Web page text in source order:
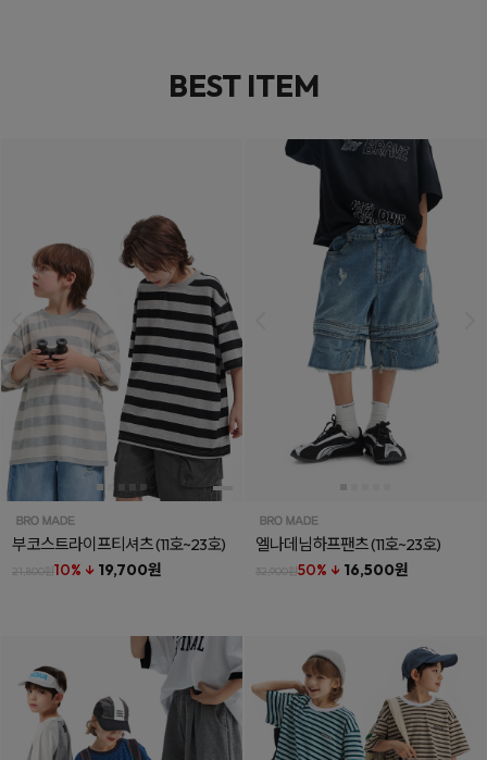
BEST ITEM
부코스트라이프티셔츠(11호~23호)
21,800원10% ↓ 19,700원
엘나데님하프팬츠(11호~23호)
32,900원50% ↓ 16,500원